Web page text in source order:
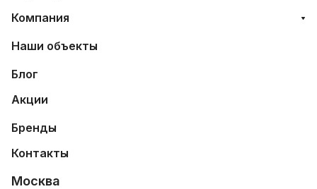
Компания
Наши объекты
Блог
Акции
Бренды
Контакты
Москва